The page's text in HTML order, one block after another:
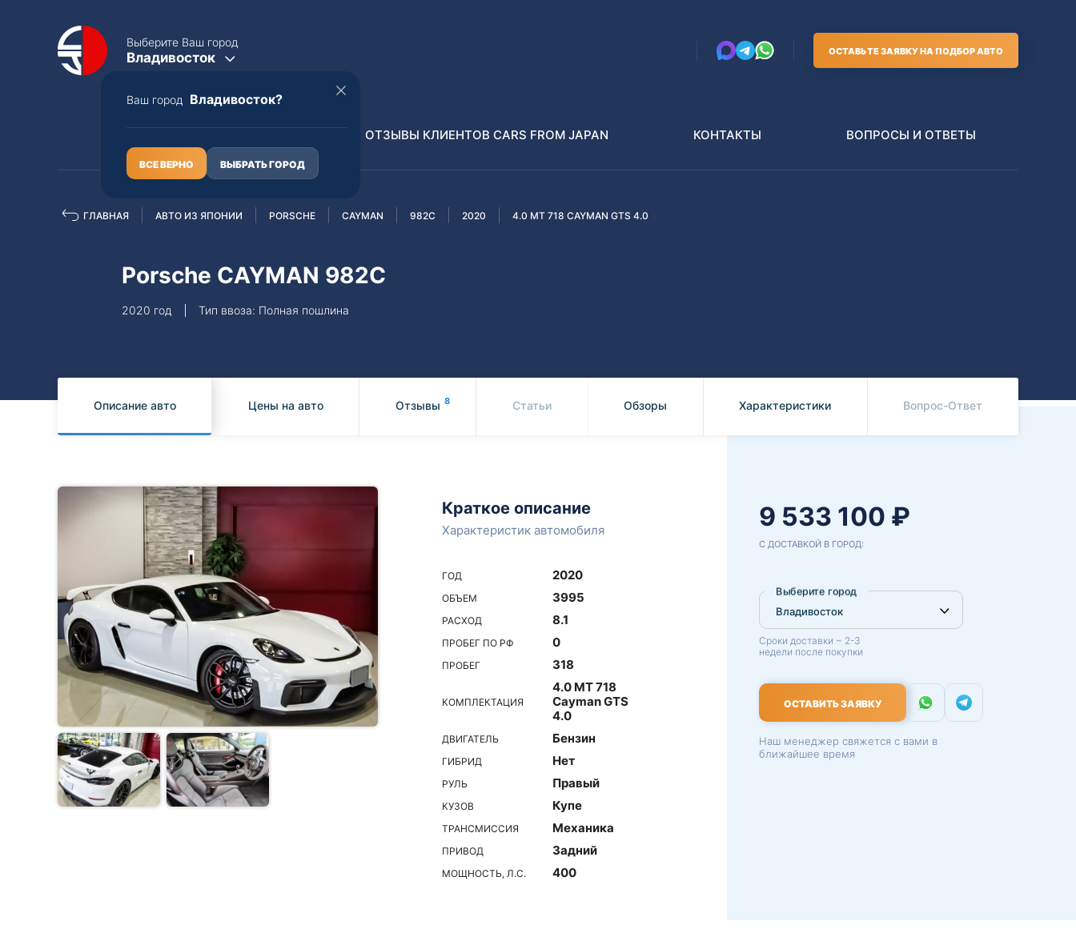
Выберите Ваш город
Владивосток
Ваш город Владивосток?
ВСЕ ВЕРНО ВЫБРАТЬ ГОРОД
ОСТАВЬТЕ ЗАЯВКУ НА ПОДБОР АВТО
Полная пошлина
Subaru
Распилы и конструкторы
ОТЗЫВЫ КЛИЕНТОВ CARS FROM JAPAN КОНТАКТЫ ВОПРОСЫ И ОТВЕТЫ
ГЛАВНАЯ АВТО ИЗ ЯПОНИИ PORSCHE CAYMAN 982C 2020 4.0 MT 718 CAYMAN GTS 4.0
Porsche CAYMAN 982C
2020 год Тип ввоза: Полная пошлина
Описание авто Цены на авто Отзывы 8 Статьи Обзоры Характеристики Вопрос-Ответ
Краткое описание
Характеристик автомобиля
ГОД 2020
ОБЪЕМ 3995
РАСХОД 8.1
ПРОБЕГ ПО РФ 0
ПРОБЕГ 318
КОМПЛЕКТАЦИЯ
4.0 MT 718
Cayman GTS
4.0
ДВИГАТЕЛЬ Бензин
ГИБРИД Нет
РУЛЬ Правый
КУЗОВ Купе
ТРАНСМИССИЯ Механика
ПРИВОД Задний
МОЩНОСТЬ, Л.С. 400
9 533 100 ₽
С ДОСТАВКОЙ В ГОРОД:
Выберите город
Сроки доставки ~ 2-3
недели после покупки
ОСТАВИТЬ ЗАЯВКУ
Наш менеджер свяжется с вами в
ближайшее время